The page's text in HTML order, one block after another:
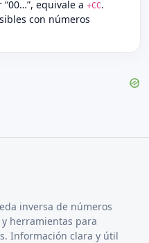
equivale a +CC.
con números
inversa de números
herramientas para
Información clara y útil